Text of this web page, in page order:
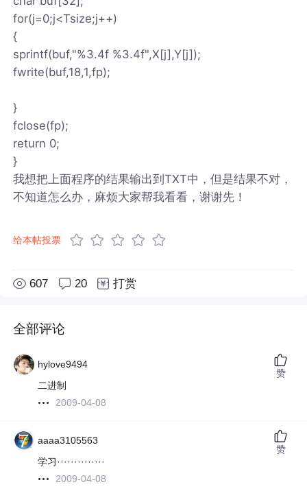
for(j=0;j<Tsize;j++)
{
sprintf(buf,"%3.4f %3.4f",X[j],Y[j]);
fwrite(buf,18,1,fp);
}
fclose(fp);
return 0;
}
我想把上面程序的结果输出到TXT中，但是结果不对，
不知道怎么办，麻烦大家帮我看看，谢谢先！
给本帖投票
607 20 打赏
全部评论
hylove9494
二进制
2009-04-08
赞
aaaa3105563
学习··············
2009-04-08
赞